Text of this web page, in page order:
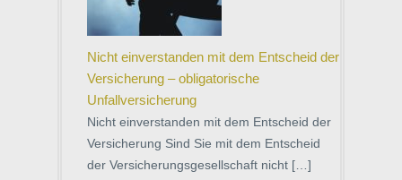
Nicht einverstanden mit dem Entscheid der
Versicherung – obligatorische
Unfallversicherung
Nicht einverstanden mit dem Entscheid der
Versicherung Sind Sie mit dem Entscheid
der Versicherungsgesellschaft nicht […]